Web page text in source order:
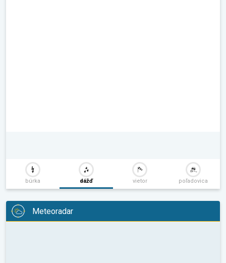
búrka dážď vietor poľadovica
Meteoradar